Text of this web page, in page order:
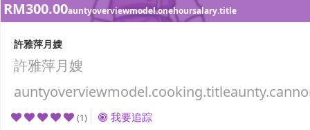
RM300.00auntyoverviewmodel.onehoursalary.title
許雅萍月嫂
許雅萍月嫂
(1) 我要追踪